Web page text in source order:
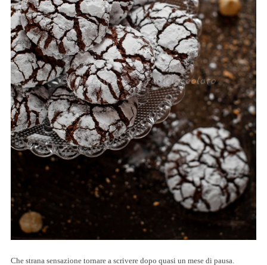
Che strana sensazione tornare a scrivere dopo quasi un mese di pausa.